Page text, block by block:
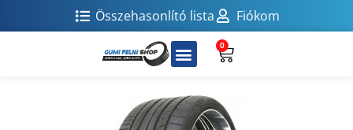
Összehasonlító lista Fiókom
0